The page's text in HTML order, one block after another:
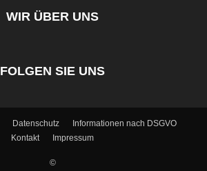
WIR ÜBER UNS
FOLGEN SIE UNS
Datenschutz
Informationen nach DSGVO
Kontakt
Impressum
©